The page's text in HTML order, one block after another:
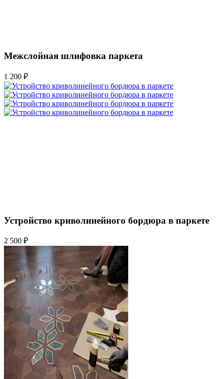
Межслойная шлифовка паркета
1 200 ₽
Устройство криволинейного бордюра в паркете
2 500 ₽